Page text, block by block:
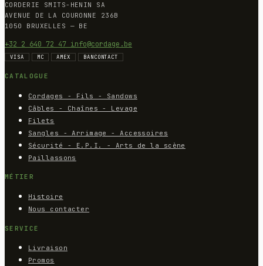
CORDERIE SMITS-HENIN SA
AVENUE DE LA COURONNE 236B
1050 BRUXELLES — BE
+32 2 640 72 47 info@cordage.be
VISA MC AMEX BANCONTACT
CATALOGUE
Cordages - Fils - Sandows
Câbles - Chaînes - Levage
Filets
Sangles - Arrimage - Accessoires
Sécurité - E.P.I. - Arts de la scène
Paillassons
MÉTIER
Histoire
Nous contacter
SERVICE
Livraison
Promos